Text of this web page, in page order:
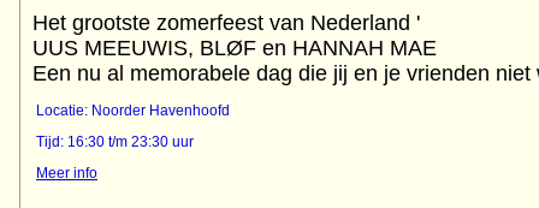
Het grootste zomerfeest van Nederland '
UUS MEEUWIS, BLØF en HANNAH MAE
Een nu al memorabele dag die jij en je vrienden niet
Locatie: Noorder Havenhoofd
Tijd: 16:30 t/m 23:30 uur
Meer info